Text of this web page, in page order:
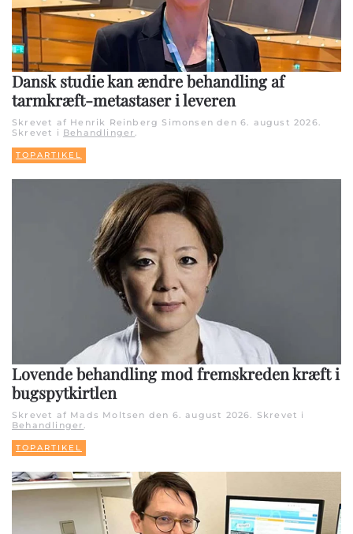
Dansk studie kan ændre behandling af
tarmkræft-metastaser i leveren
Skrevet af Henrik Reinberg Simonsen den 6. august 2026
Skrevet i Behandlinger
TOPARTIKEL
Lovende behandling mod fremskreden kræft i
bugspytkirtlen
Skrevet af Mads Moltsen den 6. august 2026. Skrevet i
Behandlinger.
TOPARTIKEL